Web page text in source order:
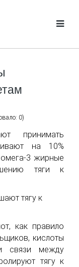
0)
принимать
на 10%
омега-3 жирные
тяги к
как правило
кислоты
связи между
тягу к